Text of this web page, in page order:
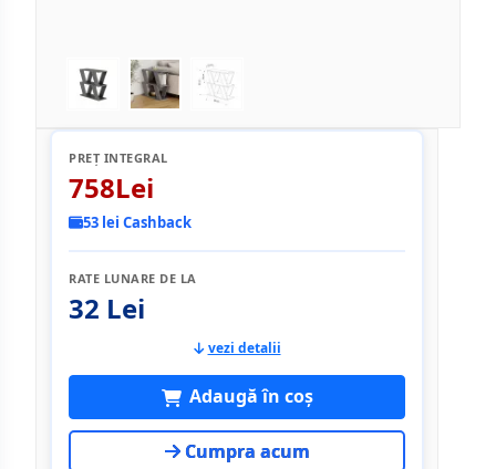
PREȚ INTEGRAL
758Lei
53 lei Cashback
RATE LUNARE DE LA
32 Lei
vezi detalii
Adaugă în coș
Cumpra acum